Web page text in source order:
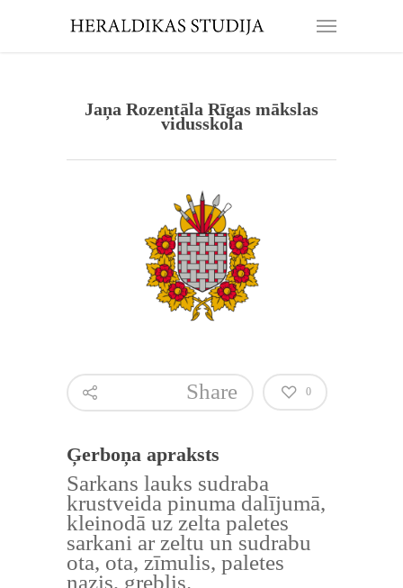
Jaņa Rozentāla Rīgas mākslas
vidusskola
Share 0
Ģerboņa apraksts
Sarkans lauks sudraba
krustveida pinuma dalījumā,
kleinodā uz zelta paletes
sarkani ar zeltu un sudrabu
ota, ota, zīmulis, paletes
nazis, greblis.